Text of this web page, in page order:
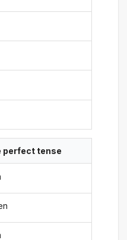
perfect tense